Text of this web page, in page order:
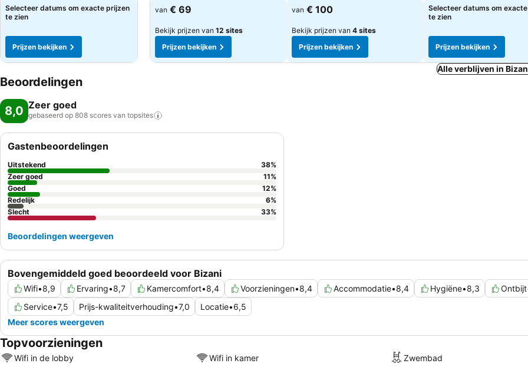
Prijzen bekijken
Selecteer datums om exacte prijzen
te zien
Prijzen bekijken
Prijzen bekijken
van € 69
Bekijk prijzen van 12 sites
Prijzen bekijken
Prijzen bekijken
van € 100
Bekijk prijzen van 4 sites
Prijzen bekijken
Prijzen bekijken
Selecteer datums om
te zien
Prijzen bekijken
Alle verblijven in
Beoordelingen
8,0 Zeer goed
gebaseerd op 808 scores van topsites
Bovengemiddeld goed beoordeeld voor Bizani
Wifi•8,9 Ervaring•8,7 Kamercomfort•8,4 Voorzieningen•8,4 Accommodatie•8,4 Hygiëne•8,3 Ontbijt
Service•7,5 Prijs-kwaliteitverhouding•7,0 Locatie•6,5
Meer scores weergeven
Gastenbeoordelingen
Uitstekend 38%
Zeer goed
11%
Goed
12%
Redelijk
6%
Slecht
33%
Beoordelingen weergeven
Topvoorzieningen
Wifi in de lobby Wifi in kamer Zwembad